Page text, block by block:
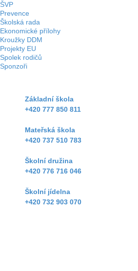
ŠVP
Prevence
Školská rada
Ekonomické přílohy
Kroužky DDM
Projekty EU
Spolek rodičů
Sponzoři
Základní škola
+420 777 850 811
Mateřská škola
+420 737 510 783
Školní družina
+420 776 716 046
Školní jídelna
+420 732 903 070